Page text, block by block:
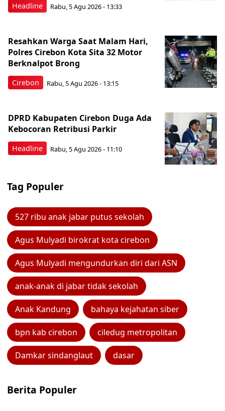
Headline Rabu, 5 Agu 2026 - 13:33
Cirebon
Resahkan Warga Saat Malam Hari,
Polres Cirebon Kota Sita 32 Motor
Berknalpot Brong
Rabu, 5 Agu 2026 - 13:15
Headline
DPRD Kabupaten Cirebon Duga Ada
Kebocoran Retribusi Parkir
Rabu, 5 Agu 2026 - 11:10
Tag Populer
527 ribu anak jabar putus sekolah
Agus Mulyadi birokrat kota cirebon
Agus Mulyadi mengundurkan diri dari ASN
anak-anak di jabar tidak sekolah
Anak Kandung bahaya kejahatan siber
bpn kab cirebon ciledug metropolitan
Damkar sindanglaut dasar
Berita Populer